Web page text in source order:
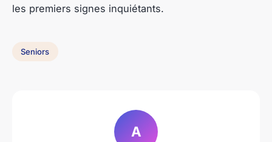
les premiers signes inquiétants.
Seniors
A